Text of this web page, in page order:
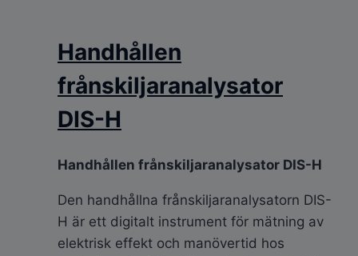
Handhållen
frånskiljaranalysator
DIS-H
Handhållen frånskiljaranalysator DIS-H
Den handhållna frånskiljaranalysatorn DIS-
H är ett digitalt instrument för mätning av
elektrisk effekt och manövertid hos